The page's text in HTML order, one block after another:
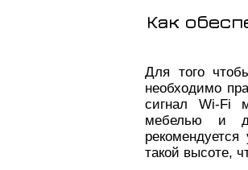
Как
Для того
необходимо
сигнал Wi-Fi
мебелью и
такой высоте,